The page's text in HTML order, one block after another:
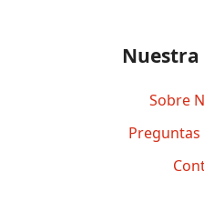
Nuestra
Sobre
Preguntas